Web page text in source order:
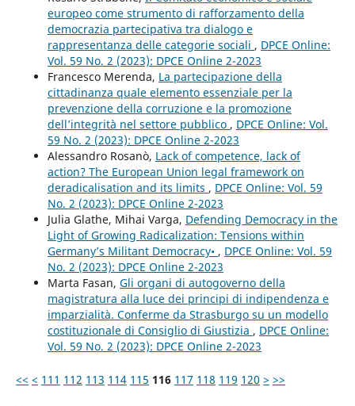
europeo come strumento di rafforzamento della
democrazia partecipativa tra dialogo e
rappresentanza delle categorie sociali , DPCE Online:
Vol. 59 No. 2 (2023): DPCE Online 2-2023
Francesco Merenda, La partecipazione della
cittadinanza quale elemento essenziale per la
prevenzione della corruzione e la promozione
dell’integrità nel settore pubblico , DPCE Online: Vol.
59 No. 2 (2023): DPCE Online 2-2023
Alessandro Rosanò, Lack of competence, lack of
action? The European Union legal framework on
deradicalisation and its limits , DPCE Online: Vol. 59
No. 2 (2023): DPCE Online 2-2023
Julia Glathe, Mihai Varga, Defending Democracy in the
Light of Growing Radicalization: Tensions within
Germany’s Militant Democracy• , DPCE Online: Vol. 59
No. 2 (2023): DPCE Online 2-2023
Marta Fasan, Gli organi di autogoverno della
magistratura alla luce dei principi di indipendenza e
imparzialità. Conferme da Strasburgo su un modello
costituzionale di Consiglio di Giustizia , DPCE Online:
Vol. 59 No. 2 (2023): DPCE Online 2-2023
<< < 111 112 113 114 115 116 117 118 119 120 > >>